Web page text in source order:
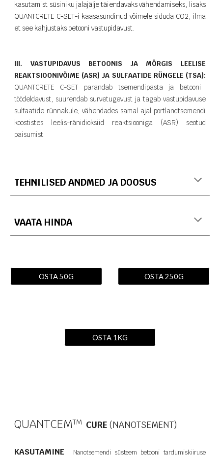
kasutamist süsiniku jalajälje täiendavaks vähendamiseks, lisaks
QUANTCRETE C-SET-i kaasasündinud võimele siduda CO2, ilma
et see kahjustaks betooni vastupidavust.
III. VASTUPIDAVUS BETOONIS JA MÖRGIS LEELISE
REAKTSIOONIVÕIME (ASR) JA SULFAATIDE RÜNGELE (TSA):
QUANTCRETE C-SET parandab tsemendipasta ja betooni
töödeldavust, suurendab survetugevust ja tagab vastupidavuse
sulfaatide rünnakule, vähendades samal ajal portlandtsemendi
koostistes leelis-ränidioksiid reaktsiooniga (ASR) seotud
paisumist.
TEHNILISED ANDMED JA DOOSUS
VAATA HINDA
OSTA 50G OSTA 250G
OSTA 1KG
QUANTCEMT​M CURE (NANOTSEMENT)
KASUTAMINE : Nanotsemendi süsteem betooni tardumiskiiruse